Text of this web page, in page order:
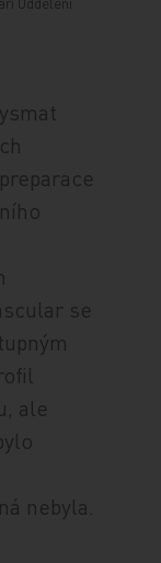
se
ale
nebyla.